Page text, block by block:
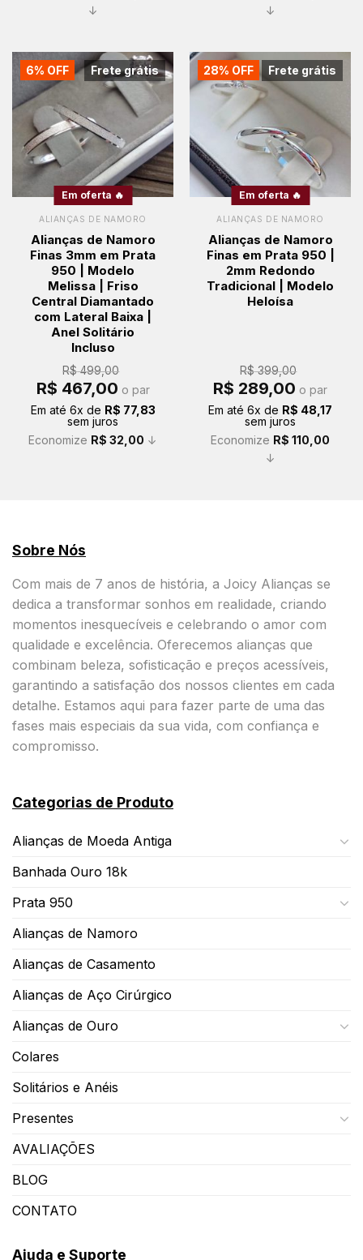
↓
↓
Frete grátis
6% OFF
Em oferta 🔥
ALIANÇAS DE NAMORO
Alianças de Namoro
Finas 3mm em Prata
950 | Modelo
Melissa | Friso
Central Diamantado
com Lateral Baixa |
Anel Solitário
Incluso
R$499,00
O
preço
era:
R$ 499,00.
R$ 467,00preço
é:
R$ 467,00.
o par
Em até 6x de R$ 77,83
sem juros
Economize R$ 32,00 ↓
Frete grátis
28% OFF
Em oferta 🔥
ALIANÇAS DE NAMORO
Alianças de Namoro
Finas em Prata 950 |
2mm Redondo
Tradicional | Modelo
Heloísa
R$399,00
O
preço
era:
R$ 399,00.
R$ 289,00 preço
é:
o par
Em até 6x de R$ 48,17
sem juros
Economize R$ 110,00
↓
Sobre Nós
Com mais de 7 anos de história, a Joicy Alianças se
dedica a transformar sonhos em realidade, criando
momentos inesquecíveis e celebrando o amor com
qualidade e excelência. Oferecemos alianças que
combinam beleza, sofisticação e preços acessíveis,
garantindo a satisfação dos nossos clientes em cada
detalhe. Estamos aqui para fazer parte de uma das
fases mais especiais da sua vida, com confiança e
compromisso.
Categorias de Produto
Alianças de Moeda Antiga
Banhada Ouro 18k
Prata 950
Alianças de Namoro
Alianças de Casamento
Alianças de Aço Cirúrgico
Alianças de Ouro
Colares
Solitários e Anéis
Presentes
AVALIAÇÕES
BLOG
CONTATO
Ajuda e Suporte